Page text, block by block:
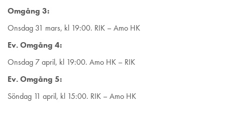
Omgång 3:
Onsdag 31 mars, kl 19:00. RIK – Amo HK
Ev. Omgång 4:
Onsdag 7 april, kl 19:00. Amo HK – RIK
Ev. Omgång 5:
Söndag 11 april, kl 15:00. RIK – Amo HK